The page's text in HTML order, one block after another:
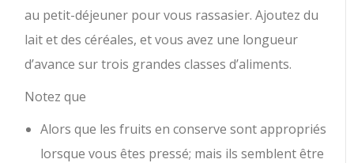
au petit-déjeuner pour vous rassasier. Ajoutez du
lait et des céréales, et vous avez une longueur
d’avance sur trois grandes classes d’aliments.
Notez que
Alors que les fruits en conserve sont appropriés
lorsque vous êtes pressé; mais ils semblent être